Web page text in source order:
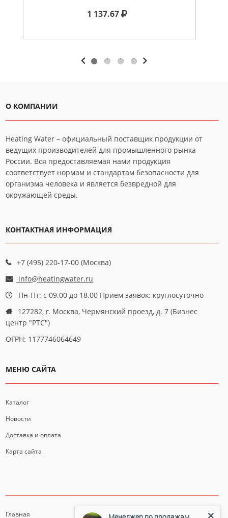
1 137.67
О КОМПАНИИ
Heating Water – официальный поставщик продукции от
ведущих производителей для промышленного рынка
России. Вся предоставляемая нами продукция
соответствует нормам и стандартам безопасности для
организма человека и является безвредной для
окружающей среды.
КОНТАКТНАЯ ИНФОРМАЦИЯ
+7 (495) 220-17-00 (Москва)
info@heatingwater.ru
Пн-Пт: с 09.00 до 18.00 Прием заявок: круглосуточно
127282, г. Москва, Чермянский проезд, д. 7 (Бизнес
центр "РТС")
ОГРН: 1177746064649
МЕНЮ САЙТА
Каталог
Новости
Доставка и оплата
Карта сайта
Главная